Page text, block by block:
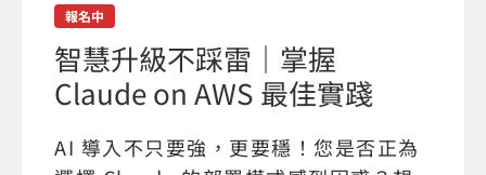
報名中
智慧升級不踩雷｜掌握
Claude on AWS 最佳實踐
AI 導入不只要強，更要穩！您是否正為